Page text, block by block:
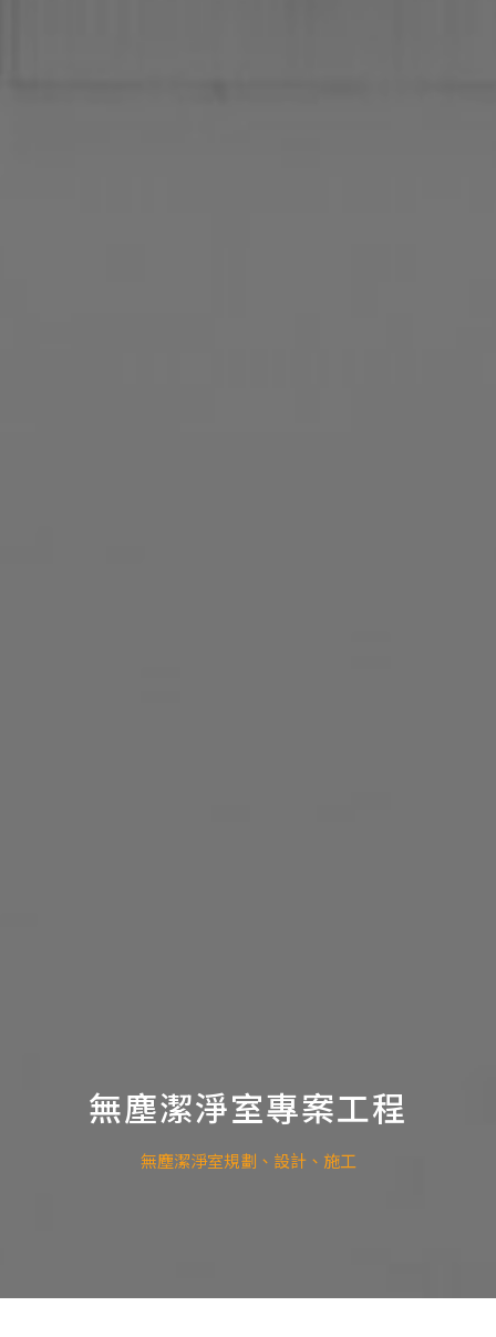
廠務工程規劃整合
庫板、機電、空調、地坪，相關廠務工程
整合
無塵潔淨室專案工程
無塵潔淨室規劃、設計、施工
太陽能光電工程
太陽能專案規劃、發電、蓄電
室內設計部
辦公室、商業空間、住家空間設計規劃施
工